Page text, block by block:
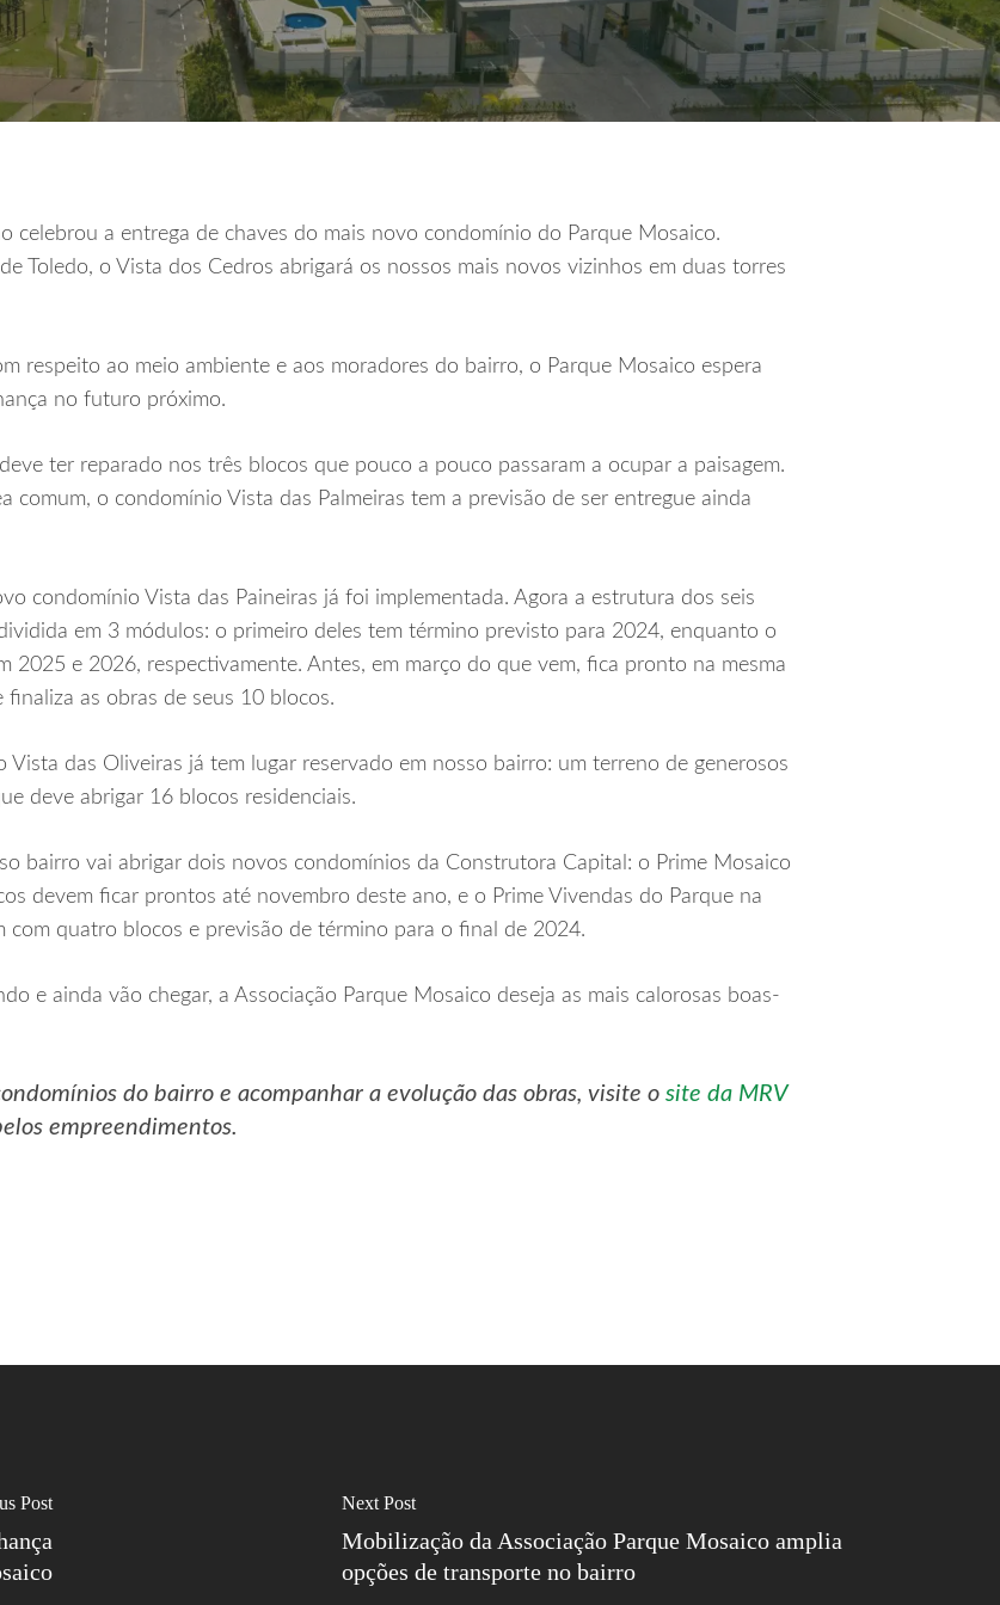
celebrou a entrega de chaves do mais novo condomínio do Parque Mosaico.
Toledo, o Vista dos Cedros abrigará os nossos mais novos vizinhos em duas torres
respeito ao meio ambiente e aos moradores do bairro, o Parque Mosaico espera
no futuro próximo.
ter reparado nos três blocos que pouco a pouco passaram a ocupar a paisagem.
comum, o condomínio Vista das Palmeiras tem a previsão de ser entregue ainda
condomínio Vista das Paineiras já foi implementada. Agora a estrutura dos seis
em 3 módulos: o primeiro deles tem término previsto para 2024, enquanto o
2025 e 2026, respectivamente. Antes, em março do que vem, fica pronto na mesma
as obras de seus 10 blocos.
das Oliveiras já tem lugar reservado em nosso bairro: um terreno de generosos
deve abrigar 16 blocos residenciais.
bairro vai abrigar dois novos condomínios da Construtora Capital: o Prime Mosaico
devem ficar prontos até novembro deste ano, e o Prime Vivendas do Parque na
com quatro blocos e previsão de término para o final de 2024.
e ainda vão chegar, a Associação Parque Mosaico deseja as mais calorosas boas-
do bairro e acompanhar a evolução das obras, visite o site da MRV
empreendimentos.
Post Next Post
Mobilização da Associação Parque Mosaico amplia
opções de transporte no bairro